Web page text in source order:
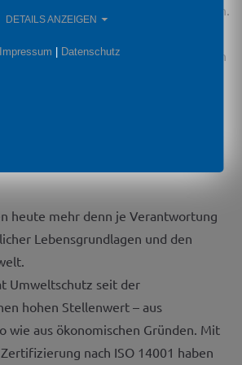
und kontinuierlich verbessert werden.
wie Ressourcenschonung,
und die Reduktion von
konkrete Maßnahmen für
heute mehr denn je Verantwortung
Lebensgrundlagen und den
Umweltschutz seit der
hohen Stellenwert – aus
wie aus ökonomischen Gründen. Mit
nach ISO 14001 haben
DETAILS ANZEIGEN
Impressum | Datenschutz